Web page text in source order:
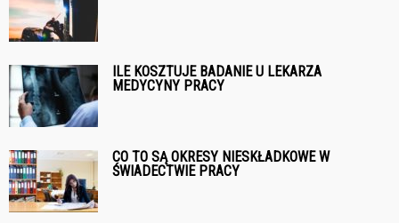
ILE KOSZTUJE BADANIE U LEKARZA
MEDYCYNY PRACY
CO TO SĄ OKRESY NIESKŁADKOWE W
ŚWIADECTWIE PRACY